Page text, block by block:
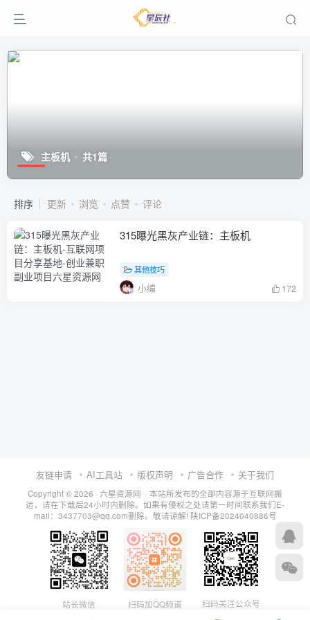
主板机 共1篇
排序 更新 浏览 点赞 评论
315曝光黑灰产业链：主板机
其他技巧
小编 172
友链申请 AI工具站 版权声明 广告合作 关于我们
Copyright © 2026 · 六星资源网 · 本站所发布的全部内容源于互联网搬
运，请在下载后24小时内删除。如果有侵权之处请第一时间联系我们E-
mail：3437703@qq.com删除。敬请谅解! 陕ICP备2024040886号
站长微信 扫码加QQ频道 扫码关注公众号